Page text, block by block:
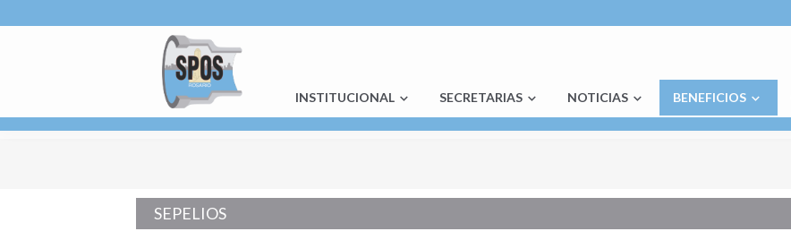
INSTITUCIONAL SECRETARIAS NOTICIAS BENEFICIOS
SEPELIOS